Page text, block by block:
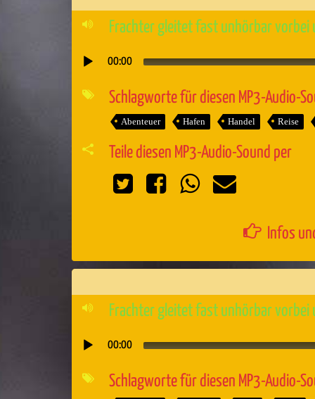
Frachter gleitet fast unhörbar
Audio-
Player
00:00
Schlagworte für diesen MP3-Audio-
Abenteuer Hafen Handel Reise
Teile diesen MP3-Audio-Sound per
Infos
Frachter gleitet fast unhörbar
Audio-
Player
00:00
Schlagworte für diesen MP3-Audio-